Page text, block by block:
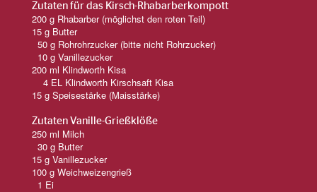
Kontakt
Zutaten für das Kirsch-Rhabarberkompott
200 g Rhabarber (möglichst den roten Teil)
15 g Butter
50 g Rohrohrzucker (bitte nicht Rohrzucker)
10 g Vanillezucker
200 ml Klindworth Kisa
4 EL Klindworth Kirschsaft Kisa
15 g Speisestärke (Maisstärke)
Zutaten Vanille-Grießklöße
250 ml Milch
30 g Butter
15 g Vanillezucker
100 g Weichweizengrieß
1 Ei